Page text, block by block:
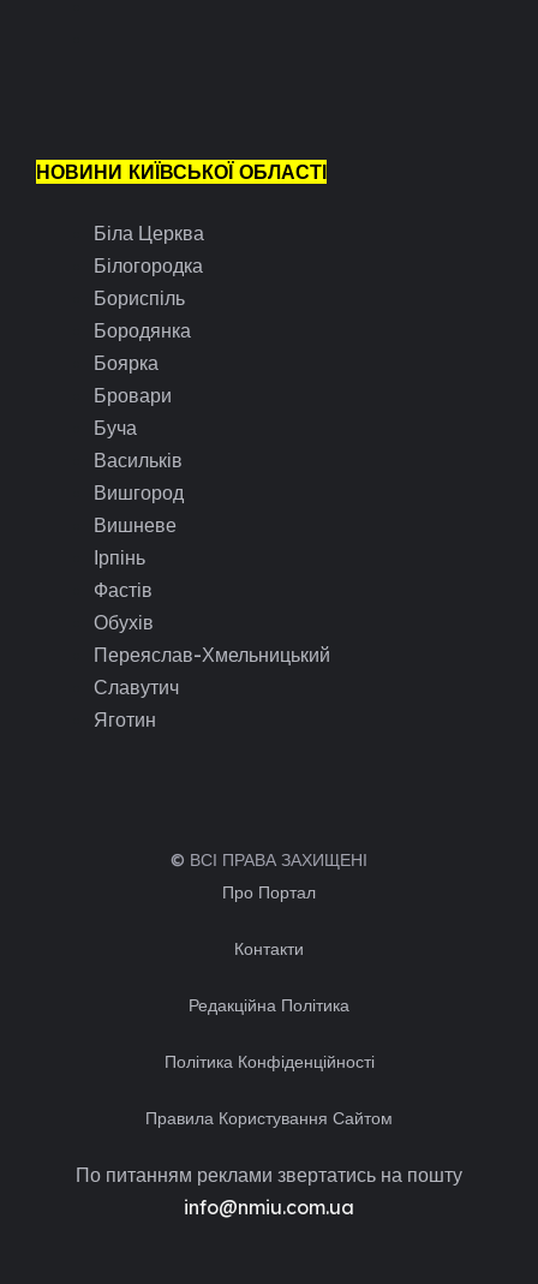
НОВИНИ КИЇВСЬКОЇ ОБЛАСТІ
Біла Церква
Білогородка
Бориспіль
Бородянка
Боярка
Бровари
Буча
Васильків
Вишгород
Вишневе
Ірпінь
Фастів
Обухів
Переяслав-Хмельницький
Славутич
Яготин
© ВСІ ПРАВА ЗАХИЩЕНІ
Про Портал
Контакти
Редакційна Політика
Політика Конфіденційності
Правила Користування Сайтом
По питанням реклами звертатись на пошту
info@nmiu.com.ua